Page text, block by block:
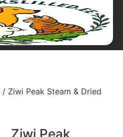
/ Ziwi Peak Steam & Dried
Ziwi Peak